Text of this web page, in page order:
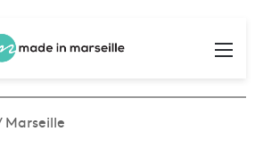
Marseille